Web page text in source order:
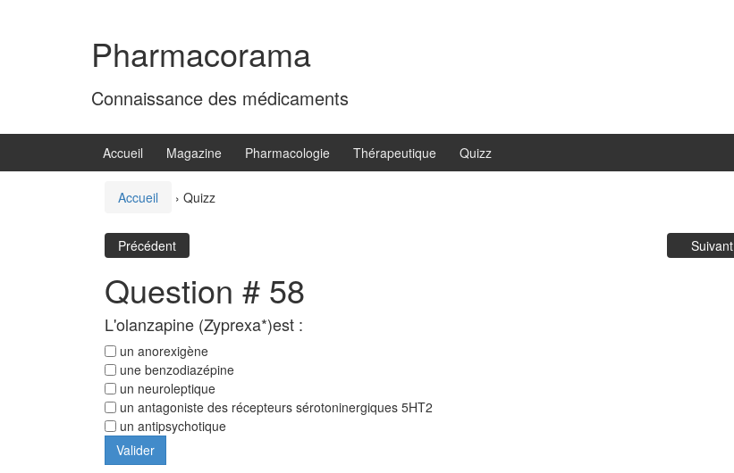
Pharmacorama
Connaissance des médicaments
Accueil Magazine Pharmacologie Thérapeutique Quizz
Accueil › Quizz
Précédent Suivant
Question # 58
L'olanzapine (Zyprexa*)est :
un anorexigène
une benzodiazépine
un neuroleptique
un antagoniste des récepteurs sérotoninergiques 5HT2
un antipsychotique